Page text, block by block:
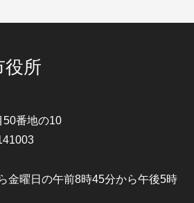
役所
50番地の10
金曜日の午前8時45分から午後5時